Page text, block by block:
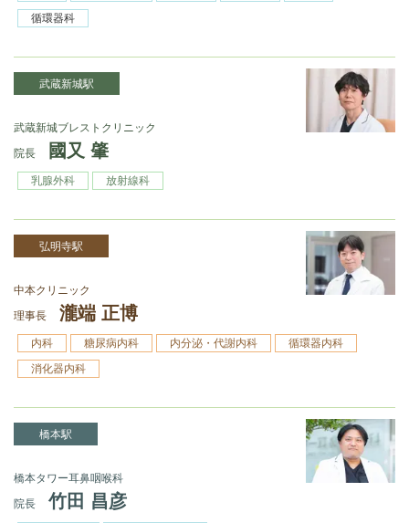
循環器科
武蔵新城駅
武蔵新城ブレストクリニック
院長
國又 肇
乳腺外科 放射線科
弘明寺駅
中本クリニック
理事長
瀧端 正博
内科 糖尿病内科 内分泌・代謝内科
循環器内科
消化器内科
橋本駅
橋本タワー耳鼻咽喉科
院長
竹田 昌彦